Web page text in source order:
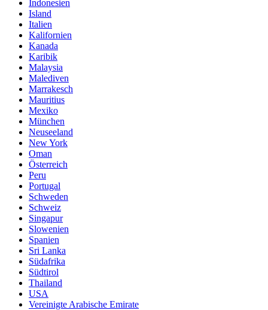
Indonesien
Island
Italien
Kalifornien
Kanada
Karibik
Malaysia
Malediven
Marrakesch
Mauritius
Mexiko
München
Neuseeland
New York
Oman
Österreich
Peru
Portugal
Schweden
Schweiz
Singapur
Slowenien
Spanien
Sri Lanka
Südafrika
Südtirol
Thailand
USA
Vereinigte Arabische Emirate